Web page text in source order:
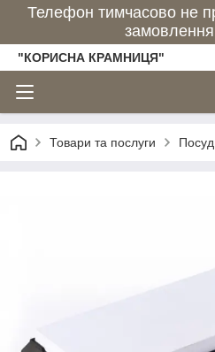
Телефон тимчасово не
"КОРИСНА КРАМНИЦЯ"
Товари та послуги Посуд